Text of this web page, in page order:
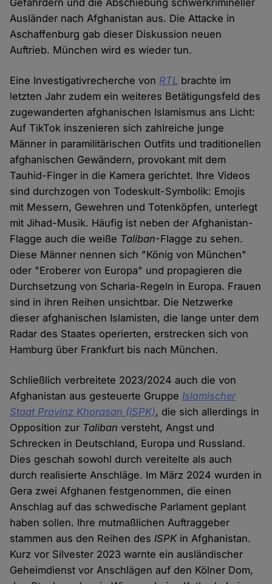
Gefährdern und die Abschiebung schwerkrimineller
Ausländer nach Afghanistan aus. Die Attacke in
Aschaffenburg gab dieser Diskussion neuen
Auftrieb. München wird es wieder tun.
Eine Investigativrecherche von RTL brachte im
letzten Jahr zudem ein weiteres Betätigungsfeld des
zugewanderten afghanischen Islamismus ans Licht:
Auf TikTok inszenieren sich zahlreiche junge
Männer in paramilitärischen Outfits und traditionellen
afghanischen Gewändern, provokant mit dem
Tauhid-Finger in die Kamera gerichtet. Ihre Videos
sind durchzogen von Todeskult-Symbolik: Emojis
mit Messern, Gewehren und Totenköpfen, unterlegt
mit Jihad-Musik. Häufig ist neben der Afghanistan-
Flagge auch die weiße Taliban-Flagge zu sehen.
Diese Männer nennen sich "König von München"
oder "Eroberer von Europa" und propagieren die
Durchsetzung von Scharia-Regeln in Europa. Frauen
sind in ihren Reihen unsichtbar. Die Netzwerke
dieser afghanischen Islamisten, die lange unter dem
Radar des Staates operierten, erstrecken sich von
Hamburg über Frankfurt bis nach München.
Schließlich verbreitete 2023/2024 auch die von
Afghanistan aus gesteuerte Gruppe Islamischer
Staat Provinz Khorasan (ISPK), die sich allerdings in
Opposition zur Taliban versteht, Angst und
Schrecken in Deutschland, Europa und Russland.
Dies geschah sowohl durch vereitelte als auch
durch realisierte Anschläge. Im März 2024 wurden in
Gera zwei Afghanen festgenommen, die einen
Anschlag auf das schwedische Parlament geplant
haben sollen. Ihre mutmaßlichen Auftraggeber
stammen aus den Reihen desISPKin Afghanistan.
Kurz vor Silvester 2023 warnte ein ausländischer
Geheimdienst vor Anschlägen auf den Kölner Dom,